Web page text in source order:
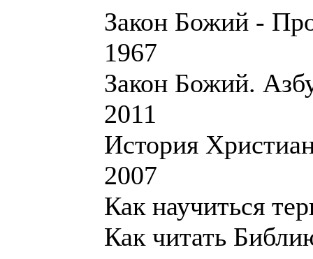
Закон Божий -
1967
Закон Божий.
2011
История
2007
Как научиться
Как читать